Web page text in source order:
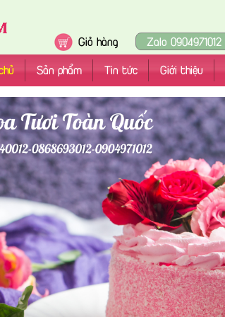
Giỏ hàng Zalo 0904971012
Sản phẩm Tin tức Giới thiệu